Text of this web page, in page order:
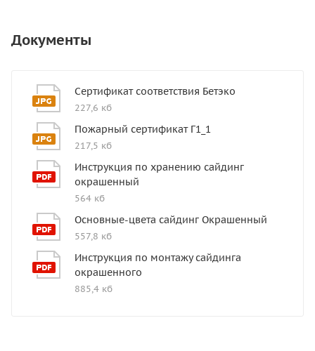
Документы
Сертификат соответствия Бетэко
227,6 кб
Пожарный сертификат Г1_1
217,5 кб
Инструкция по хранению сайдинг
окрашенный
564 кб
Основные-цвета сайдинг Окрашенный
557,8 кб
Инструкция по монтажу сайдинга
окрашенного
885,4 кб